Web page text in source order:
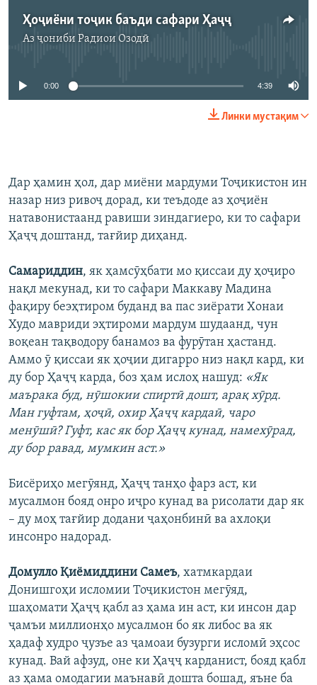
Ҳоҷиёни тоҷик баъди сафари Ҳаҷҷ
Аз ҷониби Радиои Озодӣ
Феълан кор намекунад
0:00 4:39
Линки мустақим
Дар ҳамин ҳол, дар миёни мардуми Тоҷикистон ин
назар низ ривоҷ дорад, ки теъдоде аз ҳоҷиён
натавонистаанд равиши зиндагиеро, ки то сафари
Ҳаҷҷ доштанд, тағйир диҳанд.
Самариддин, як ҳамсӯҳбати мо қиссаи ду ҳоҷиро
нақл мекунад, ки то сафари Маккаву Мадина
фақиру беэҳтиром буданд ва пас зиёрати Хонаи
Худо мавриди эҳтироми мардум шудаанд, чун
воқеан тақводору банамоз ва фурӯтан ҳастанд.
Аммо ӯ қиссаи як ҳоҷии дигарро низ нақл кард, ки
ду бор Ҳаҷҷ карда, боз ҳам ислоҳ нашуд: «Як
маърака буд, нӯшокии спиртӣ дошт, арақ хӯрд.
Ман гуфтам, ҳоҷӣ, охир Ҳаҷҷ кардаӣ, чаро
менӯшӣ? Гуфт, кас як бор Ҳаҷҷ кунад, намехӯрад,
ду бор равад, мумкин аст.»
Бисёриҳо мегӯянд, Ҳаҷҷ танҳо фарз аст, ки
мусалмон бояд онро иҷро кунад ва рисолати дар як
– ду моҳ тағйир додани ҷаҳонбинӣ ва ахлоқи
инсонро надорад.
Домулло Қиёмиддини Самеъ, хатмкардаи
Донишгоҳи исломии Тоҷикистон мегӯяд,
шаҳомати Ҳаҷҷ қабл аз ҳама ин аст, ки инсон дар
ҷамъи миллионҳо мусалмон бо як либос ва як
ҳадаф худро ҷузъе аз ҷамоаи бузурги исломӣ эҳсос
кунад. Вай афзуд, оне ки Ҳаҷҷ карданист, бояд қабл
аз ҳама омодагии маънавӣ дошта бошад, яъне ба